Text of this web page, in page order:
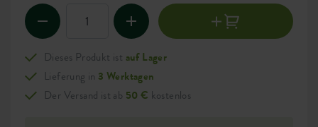
Dieses Produkt ist auf Lager
Lieferung in 3 Werktagen
Der Versand ist ab 50 € kostenlos